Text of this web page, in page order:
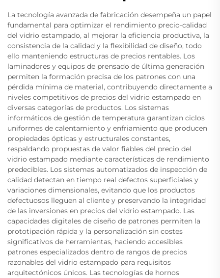
La tecnología avanzada de fabricación desempeña un papel
fundamental para optimizar el rendimiento precio-calidad
del vidrio estampado, al mejorar la eficiencia productiva, la
consistencia de la calidad y la flexibilidad de diseño, todo
ello manteniendo estructuras de precios rentables. Los
laminadores y equipos de prensado de última generación
permiten la formación precisa de los patrones con una
pérdida mínima de material, contribuyendo directamente a
niveles competitivos de precios del vidrio estampado en
diversas categorías de productos. Los sistemas
informáticos de gestión de temperatura garantizan ciclos
uniformes de calentamiento y enfriamiento que producen
propiedades ópticas y estructurales constantes,
respaldando propuestas de valor fiables del precio del
vidrio estampado mediante características de rendimiento
predecibles. Los sistemas automatizados de inspección de
calidad detectan en tiempo real defectos superficiales y
variaciones dimensionales, evitando que los productos
defectuosos lleguen al cliente y preservando la integridad
de las inversiones en precios del vidrio estampado. Las
capacidades digitales de diseño de patrones permiten la
prototipación rápida y la personalización sin costes
significativos de herramientas, haciendo accesibles
patrones especializados dentro de rangos de precios
razonables del vidrio estampado para requisitos
arquitectónicos únicos. Las tecnologías de hornos